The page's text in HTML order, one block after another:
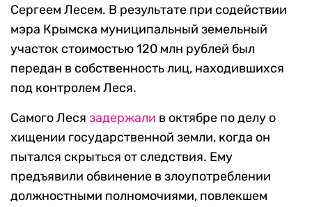
Сергеем Лесем. В результате при содействии
мэра Крымска муниципальный земельный
участок стоимостью 120 млн рублей был
передан в собственность лиц, находившихся
под контролем Леся.
Самого Леся задержали в октябре по делу о
хищении государственной земли, когда он
пытался скрыться от следствия. Ему
предъявили обвинение в злоупотреблении
должностными полномочиями, повлекшем